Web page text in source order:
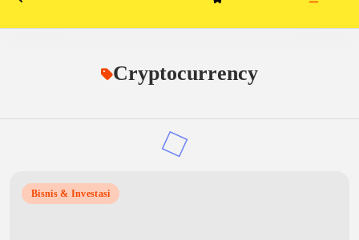
Cryptocurrency
Bisnis & Investasi